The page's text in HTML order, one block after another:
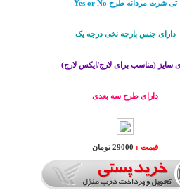
تی شرت مردانه طرح Yes or No
دارای جنس پارچه نخی درجه یک
سایز (مناسب برای لارج/ایکس لارج)
دارای طرح سه بعدی
قیمت : 29000 تومان